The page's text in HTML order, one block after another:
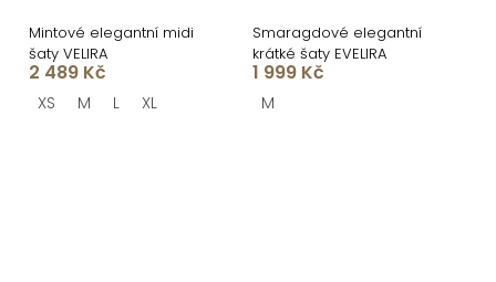
Mintové elegantní midi
šaty VELIRA
2 489 Kč
XS M L XL
Smaragdové elegantní
krátké šaty EVELIRA
1 999 Kč
M